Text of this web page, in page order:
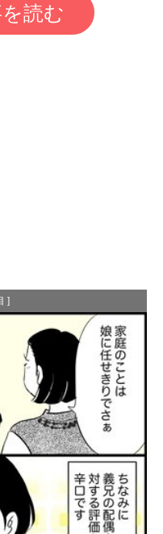
読む
]